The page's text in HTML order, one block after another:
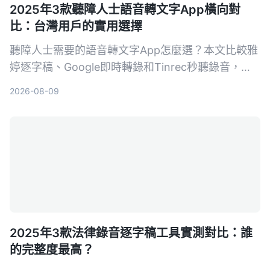
2025年3款聽障人士語音轉文字App橫向對
比：台灣用戶的實用選擇
聽障人士需要的語音轉文字App怎麼選？本文比較雅
婷逐字稿、Google即時轉錄和Tinrec秒聽錄音，從
2026-08-09
2025年3款法律錄音逐字稿工具實測對比：誰
的完整度最高？